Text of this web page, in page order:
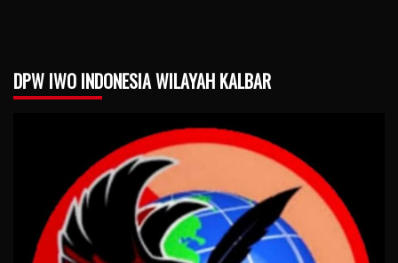
DPW IWO INDONESIA WILAYAH KALBAR